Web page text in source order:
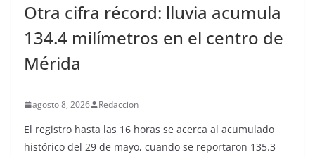
Otra cifra récord: lluvia acumula
134.4 milímetros en el centro de
Mérida
agosto 8, 2026 Redaccion
El registro hasta las 16 horas se acerca al acumulado
histórico del 29 de mayo, cuando se reportaron 135.3